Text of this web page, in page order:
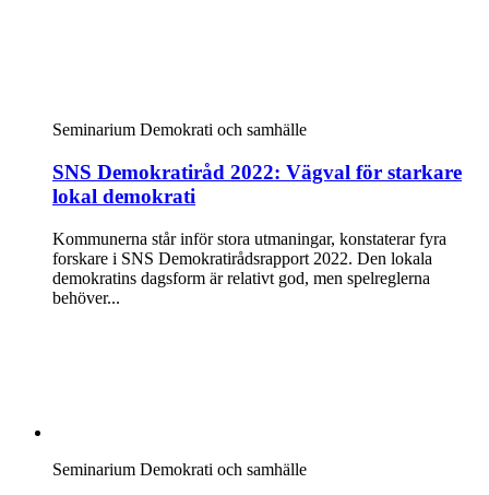
Seminarium Demokrati och samhälle
SNS Demokratiråd 2022: Vägval för starkare
lokal demokrati
Kommunerna står inför stora utmaningar, konstaterar fyra
forskare i SNS Demokratirådsrapport 2022. Den lokala
demokratins dagsform är relativt god, men spelreglerna
behöver...
Seminarium Demokrati och samhälle